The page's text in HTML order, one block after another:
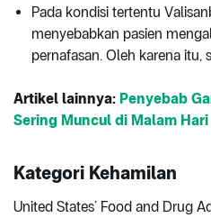
Pada kondisi tertentu
menyebabkan pasien
pernafasan. Oleh karena itu,
Artikel lainnya: Penyebab
Sering Muncul di Malam Hari
Kategori Kehamilan
United States’ Food and Drug